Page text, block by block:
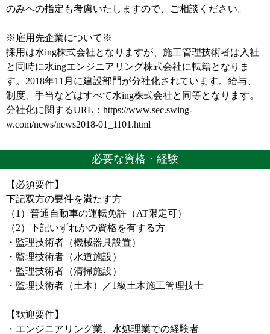
のみへの指定も考慮いたしますので、ご相談ください。
※雇用先企業について※
採用は水ing株式会社となりますが、施工管理技術者は入社
と同時に水ingエンジニアリング株式会社に転籍となりま
す。2018年11月に建設部門が分社化されています。給与、
制度、手当などはすべて水ing株式会社と同等となります。
分社化に関するURL：https://www.sec.swing-
w.com/news/news2018-01_1101.html
必要な資格・経験
【必須要件】
下記双方の要件を満たす方
（1）普通自動車の運転免許（AT限定可）
（2）下記いずれかの資格を有する方
・監理技術者（機械器具設置）
・監理技術者（水道施設）
・監理技術者（清掃施設）
・監理技術者（土木）／1級土木施工管理技士
【歓迎要件】
・エンジニアリング業、水処理業での経験者